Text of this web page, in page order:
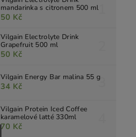
mandarinka s citronem 500 ml
50 Kč
Vilgain Electrolyte Drink
Grapefruit 500 ml
50 Kč
Vilgain Energy Bar malina 55 g
34 Kč
Vilgain Protein Iced Coffee
karamelové latté 330ml
70 Kč